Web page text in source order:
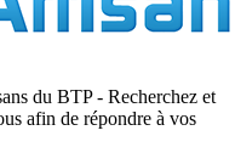
du BTP - Recherchez et
afin de répondre à vos